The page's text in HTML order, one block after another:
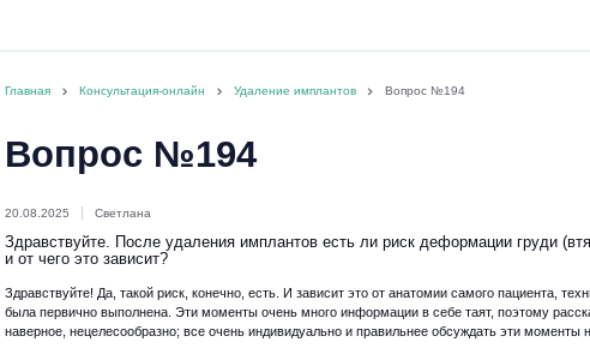
Главная Консультация-онлайн Удаление имплантов Вопрос №194
Вопрос №194
20.08.2025 Светлана
Здравствуйте. После удаления имплантов есть ли риск деформации груди
и от чего это зависит?
Здравствуйте! Да, такой риск, конечно, есть. И зависит это от анатомии самого пациента,
была первично выполнена. Эти моменты очень много информации в себе таят, поэтому
наверное, нецелесообразно; все очень индивидуально и правильнее обсуждать эти моменты